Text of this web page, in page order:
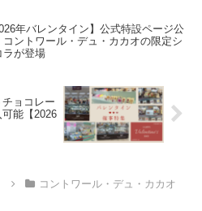
年バレンタイン】公式特設ページ公
コントワール・デュ・カカオの限定シ
ラが登場
ョコレー
能【2026
コントワール・デュ・カカオ